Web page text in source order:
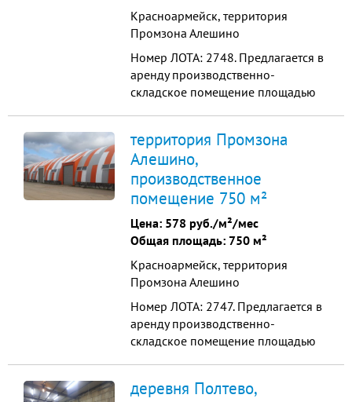
Красноармейск, территория
Промзона Алешино
Номер ЛОТА: 2748. Предлагается в
аренду производственно-
складское помещение площадью
пенополиуретаном. Полы бетон.
Окна стеклопластик. Ворота
металлические 3,5 м * 4 м.
Электрическая мощность до 500
интернет...
территория Промзона
Алешино,
производственное
помещение 750 м²
Цена: 578 руб./м²/мес
Общая площадь: 750 м²
Красноармейск, территория
Промзона Алешино
Номер ЛОТА: 2747. Предлагается в
аренду производственно-
складское помещение площадью
Полы бетон. Окна стеклопластик.
деревня Полтево,